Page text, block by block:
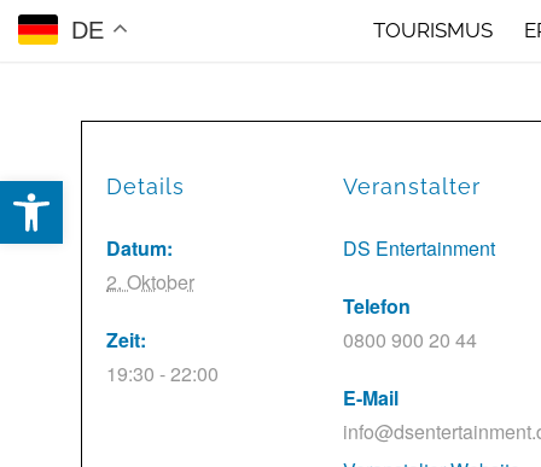
Open toolbar
TOURISMUS
Details
Datum:
2. Oktober
Zeit:
19:30 - 22:00
Veranstalter
DS Entertainment
Telefon
0800 900 20 44
E-Mail
DE